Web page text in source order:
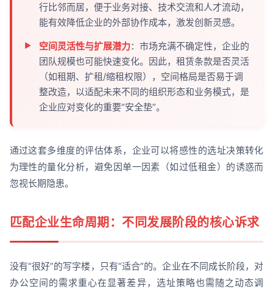
行比邻而居，便于业务对接、技术交流和人才流动，
能有效降低企业的外部协作成本，激发创新灵感。
空间灵活性与扩展潜力：市场充满不确定性，企业的
团队规模也可能快速变化。因此，租赁条款是否灵活
（如租期、扩租/缩租权限），空间格局是否易于调
整改造，以适配未来不同的组织形态和业务模式，是
企业应对变化的重要“安全垫”。
通过这套多维度的评估体系，企业可以将感性的选址决策转化
为理性的量化分析，避免因单一因素（如过低租金）的诱惑而
忽视长期隐患。
匹配企业生命周期：不同发展阶段的核心诉求
没有“很好”的写字楼，只有“适合”的。企业在不同成长阶段，对
办公空间的需求重心在显著差异，选址策略也需随之动态调